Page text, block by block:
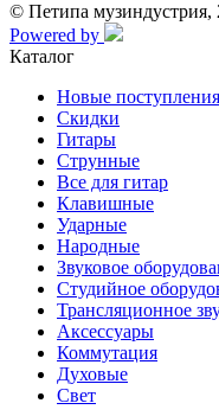
© Петипа музиндустрия,
Powered by
Каталог
Новые поступления
Скидки
Гитары
Струнные
Все для гитар
Клавишные
Ударные
Народные
Звуковое
Студийное
Трансляционное
Аксессуары
Коммутация
Духовые
Свет